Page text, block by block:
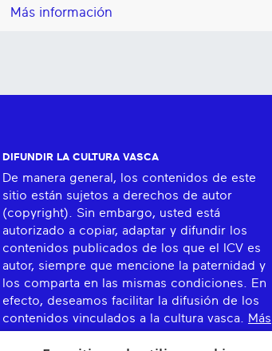
Más información
DIFUNDIR LA CULTURA VASCA
De manera general, los contenidos de este
sitio están sujetos a derechos de autor
(copyright). Sin embargo, usted está
autorizado a copiar, adaptar y difundir los
contenidos publicados de los que el ICV es
autor, siempre que mencione la paternidad y
los comparta en las mismas condiciones. En
efecto, deseamos facilitar la difusión de los
contenidos vinculados a la cultura vasca. Más